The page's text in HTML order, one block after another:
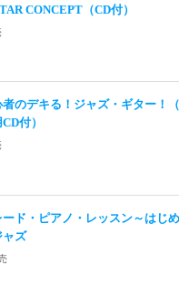
CONCEPT（CD付）
者のデキる！ジャズ・ギター！
付）
ド・ピアノ・レッスン～はじ
ャズ